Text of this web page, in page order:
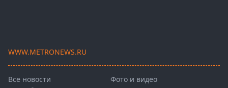
WWW.METRONEWS.RU
Все новости
Фото и видео